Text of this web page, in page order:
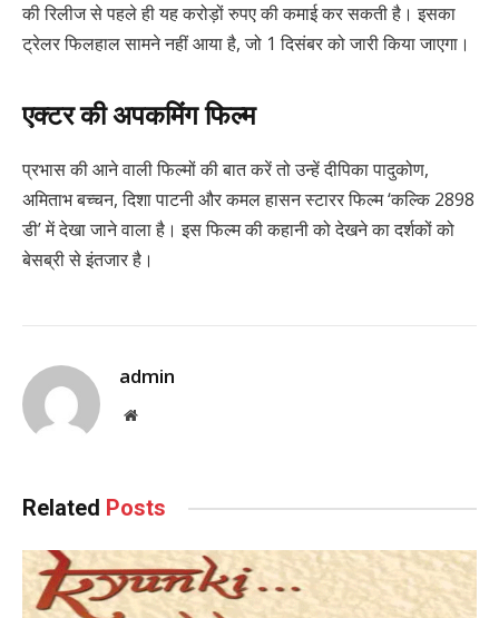
की रिलीज से पहले ही यह करोड़ों रुपए की कमाई कर सकती है। इसका
ट्रेलर फिलहाल सामने नहीं आया है, जो 1 दिसंबर को जारी किया जाएगा।
एक्टर की अपकमिंग फिल्म
प्रभास की आने वाली फिल्मों की बात करें तो उन्हें दीपिका पादुकोण,
अमिताभ बच्चन, दिशा पाटनी और कमल हासन स्टारर फिल्म ‘कल्कि 2898
डी’ में देखा जाने वाला है। इस फिल्म की कहानी को देखने का दर्शकों को
बेसब्री से इंतजार है।
admin
Website
Related Posts